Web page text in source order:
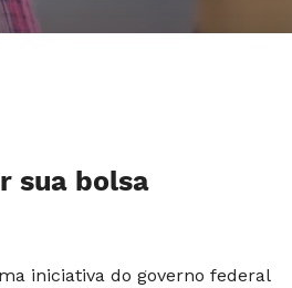
sua bolsa
iniciativa do governo federal